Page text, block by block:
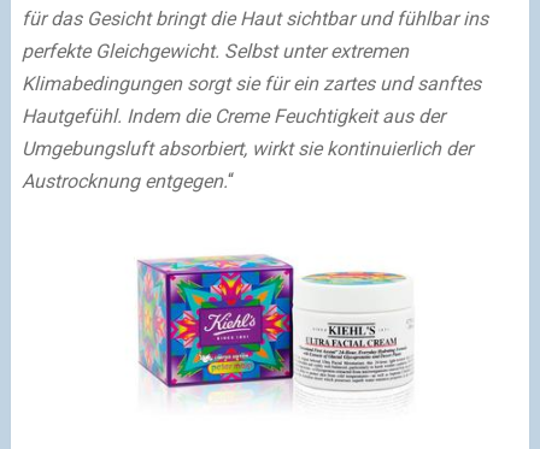
für das Gesicht bringt die Haut sichtbar und fühlbar ins
perfekte Gleichgewicht. Selbst unter extremen
Klimabedingungen sorgt sie für ein zartes und sanftes
Hautgefühl. Indem die Creme Feuchtigkeit aus der
Umgebungsluft absorbiert, wirkt sie kontinuierlich der
Austrocknung entgegen.“